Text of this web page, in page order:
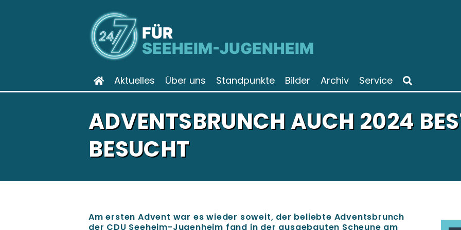
FÜR
SEEHEIM-JUGENHEIM
Aktuelles Über uns Standpunkte Bilder Archiv Service
ADVENTSBRUNCH AUCH 2024
BESUCHT
Am ersten Advent war es wieder soweit, der beliebte Adventsbrunch
der CDU Seeheim-Jugenheim fand in der ausgebauten Scheune am